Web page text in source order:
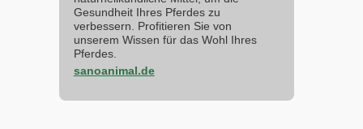
Gesundheit Ihres Pferdes zu
verbessern. Profitieren Sie von
unserem Wissen für das Wohl Ihres
Pferdes.
sanoanimal.de